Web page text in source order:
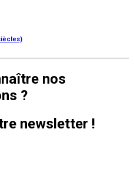
nos
?
newsletter !